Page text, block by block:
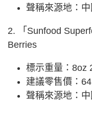
聲稱來源地：中
2. 「Sunfood
Berries
標示重量：8oz
建議零售價：
聲稱來源地：中